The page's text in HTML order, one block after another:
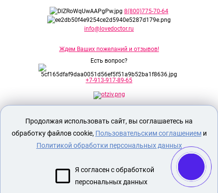
8(800)775-70-64
info@lovedoctor.ru
Ждем Ваших пожеланий и отзывов!
Есть вопрос?
+7-913-917-89-65
Секс шоп Доктор Любви
исключительно для лиц старше 18 лет!
Евразийского соответствия.
ОПЛАТА И ДОСТАВКА
СЕКС ИГРУШКИ
Продолжая использовать сайт, вы соглашаетесь на
обработку файлов cookie, Пользовательским соглашениеми
Политикой обработки персональных данных
Я согласен с обработкой
персональных данных